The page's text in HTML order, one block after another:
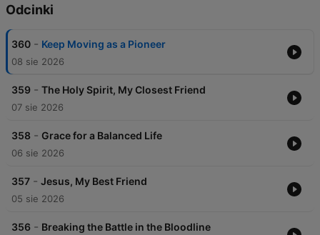
Odcinki
360 - Keep Moving as a Pioneer
08 sie 2026
359 - The Holy Spirit, My Closest Friend
07 sie 2026
358 - Grace for a Balanced Life
06 sie 2026
357 - Jesus, My Best Friend
05 sie 2026
356 - Breaking the Battle in the Bloodline